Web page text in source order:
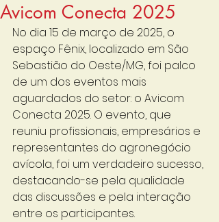
Avicom Conecta 2025
No dia 15 de março de 2025, o
espaço Fênix, localizado em São
Sebastião do Oeste/MG, foi palco
de um dos eventos mais
aguardados do setor: o Avicom
Conecta 2025. O evento, que
reuniu profissionais, empresários e
representantes do agronegócio
avícola, foi um verdadeiro sucesso,
destacando-se pela qualidade
das discussões e pela interação
entre os participantes.